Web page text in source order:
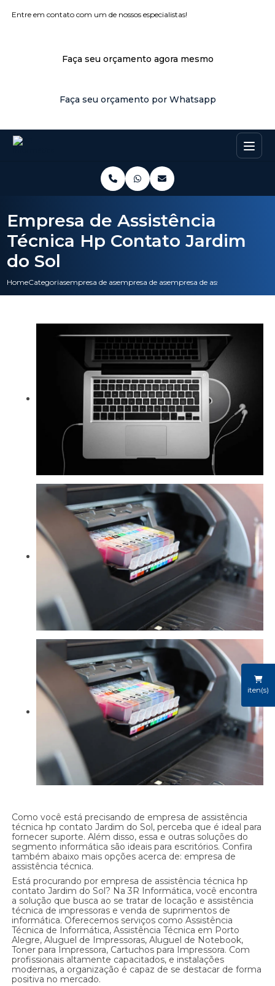
Entre em contato com um de nossos especialistas!
Faça seu orçamento agora mesmo
Faça seu orçamento por Whatsapp
iten(s)
HomeCategoriasempresa de assistencia tecnica
empresa de assistencia tecnica epson
empresa de assistencia
Empresa de Assistência
Técnica Hp Contato Jardim
do Sol
Como você está precisando de empresa de assistência
técnica hp contato Jardim do Sol, perceba que é ideal para
fornecer suporte. Além disso, essa e outras soluções do
segmento informática são ideais para escritórios. Confira
também abaixo mais opções acerca de: empresa de
assistência técnica.
Está procurando por empresa de assistência técnica hp
contato Jardim do Sol? Na 3R Informática, você encontra
a solução que busca ao se tratar de locação e assistência
técnica de impressoras e venda de suprimentos de
informática. Oferecemos serviços como Assistência
Técnica de Informática, Assistência Técnica em Porto
Alegre, Aluguel de Impressoras, Aluguel de Notebook,
Toner para Impressora, Cartuchos para Impressora. Com
profissionais altamente capacitados, e instalações
modernas, a organização é capaz de se destacar de forma
positiva no mercado.